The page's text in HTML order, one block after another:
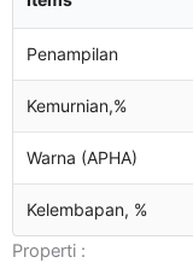
Penampilan
Kemurnian,%
Warna (APHA)
Kelembapan, %
Properti :